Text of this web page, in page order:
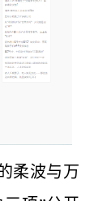
柔波与万